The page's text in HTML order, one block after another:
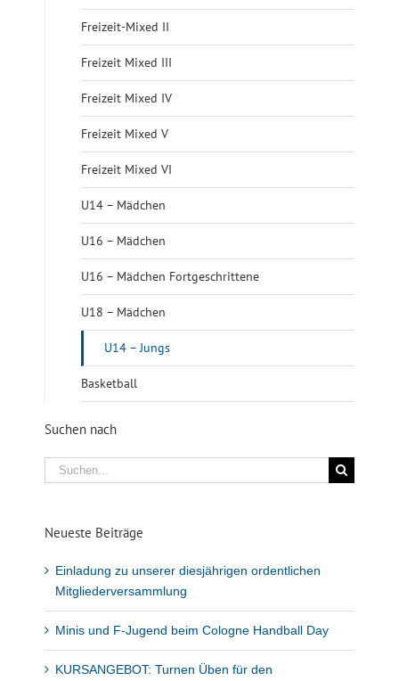
Freizeit-Mixed II
Freizeit Mixed III
Freizeit Mixed IV
Freizeit Mixed V
Freizeit Mixed VI
U14 – Mädchen
U16 – Mädchen
U16 – Mädchen Fortgeschrittene
U18 – Mädchen
U14 – Jungs
Basketball
Suchen nach
Suche
nach:
Neueste Beiträge
Einladung zu unserer diesjährigen ordentlichen
Mitgliederversammlung
Minis und F-Jugend beim Cologne Handball Day
KURSANGEBOT: Turnen Üben für den